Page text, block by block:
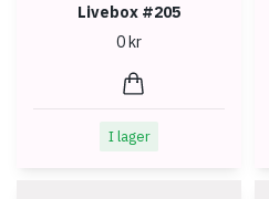
Livebox #205
0 kr
I lager